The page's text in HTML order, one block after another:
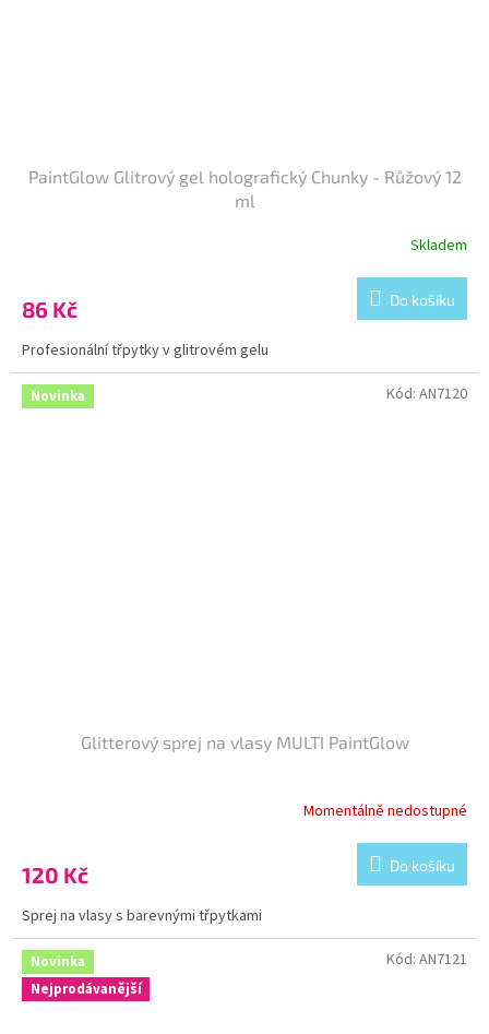
PaintGlow Glitrový gel holografický Chunky - Růžový 12
ml
Skladem
86 Kč Do košíku
Profesionální třpytky v glitrovém gelu
Novinka
Glitterový sprej na vlasy MULTI PaintGlow
Momentálně nedostupné
120 Kč Do košíku
Sprej na vlasy s barevnými třpytkami
Kód: AN7120
Novinka
Nejprodávanější
Kód: AN7121